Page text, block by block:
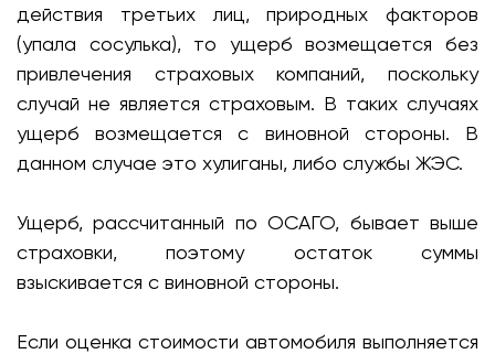
действия третьих лиц, природных факторов
(упала сосулька), то ущерб возмещается без
привлечения страховых компаний, поскольку
случай не является страховым. В таких случаях
ущерб возмещается с виновной стороны. В
данном случае это хулиганы, либо службы ЖЭС.
Ущерб, рассчитанный по ОСАГО, бывает выше
страховки, поэтому остаток суммы
взыскивается с виновной стороны.
Если оценка стоимости автомобиля выполняется